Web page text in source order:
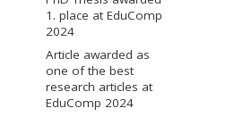
1. place at EduComp
2024
Article awarded as
one of the best
research articles at
EduComp 2024